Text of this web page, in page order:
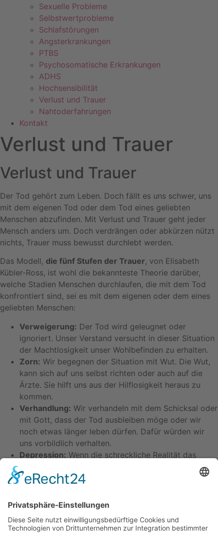
Sexuelle Probleme
Selbstwertprobleme
Schlafstörungen
Angsterkrankungen
PTBS
Psychosomatische Erkrankungen
ADHS
Hochsensibilität
Verlust und Trauer
Nahtoderfahrungen
Kontakt
Verlust und Trauer
Verlust und Trauer
Der Tod gehört zum Leben. Doch fällt es uns schwer, uns
mit dem eigenen Tod oder dem Tod eines geliebten
Menschen abzufinden. Mit Verlust und Trauer geht jeder
Mensch anders um. Doch verdrängen oder abkürzen nützt
nichts, Trauer muss bewusst durchlebt werden.
Das Modell, die fünf Stufen der Trauer, von Elisabeth
Kübler-Ross, ist wohl die bekannteste Theorie darüber,
welche Stadien Menschen durchlaufen, die mit dem Tod
konfrontiert sind, sei es mit dem eigenen oder dem eines
geliebten Menschen:
Verweigerung: Der Tod wird geleugnet oder
ignoriert. Unser Verstand versucht in dieser Situation
der Machtlosigkeit unser Wohlbefinden zu erhalten.
Zorn: Wir begegnen der Situation mit Wut. Die Wut,
kann sich auf uns selbst richten oder auch auf die
Ärzte. Sie hilft uns aus der Hilflosigkeit heraus zu
kommen.
Verhandlung: Wir verhandeln mit dem Schicksal oder
mit Gott, dass der Tod ausbleiben möge oder wir
noch etwas länger leben dürfen. Dafür würden wir
uns vorbildlich verhalten.
Depression: Wenn die schreckliche Realität das
verschlimmert, verfallen wir in eine Depression mit
scheint unlösbar.
Annahme:
Wir lassen das Gefühl der Ohnmacht
hinter uns, schauen in die Zukunft, geben dem Verlust